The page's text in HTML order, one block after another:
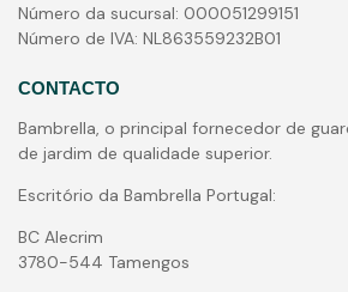
Número da sucursal: 000051299151
Número de IVA: NL863559232B01
CONTACTO
Bambrella, o principal fornecedor de
de jardim de qualidade superior.
Escritório da Bambrella Portugal:
BC Alecrim
3780-544 Tamengos